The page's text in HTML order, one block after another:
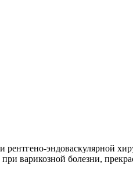
эндоваскулярной
варикозной болезни,